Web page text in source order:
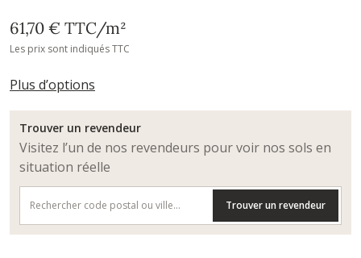
61,70 € TTC/m²
Les prix sont indiqués TTC
Plus d’options
Trouver un revendeur
Visitez l’un de nos revendeurs pour voir nos sols en
situation réelle
Trouver un revendeur